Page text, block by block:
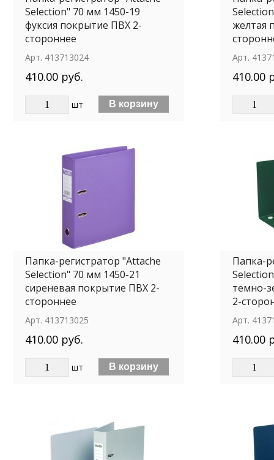
Selection" 70 мм 1450-19
фуксия покрытие ПВХ 2-
стороннее
Арт. 413713024
410.00 руб.
шт
желтая
Арт.
410.00
Папка-регистратор "Attache
Selection" 70 мм 1450-21
сиреневая покрытие ПВХ 2-
стороннее
Арт. 413713025
410.00 руб.
шт
Папка-
темно-
2-
Арт.
410.00